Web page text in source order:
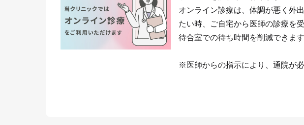
オンライン診療は、体調が悪く外
たい時、ご自宅から医師の診療を
待合室での待ち時間を削減できます
※医師からの指示により、通院が